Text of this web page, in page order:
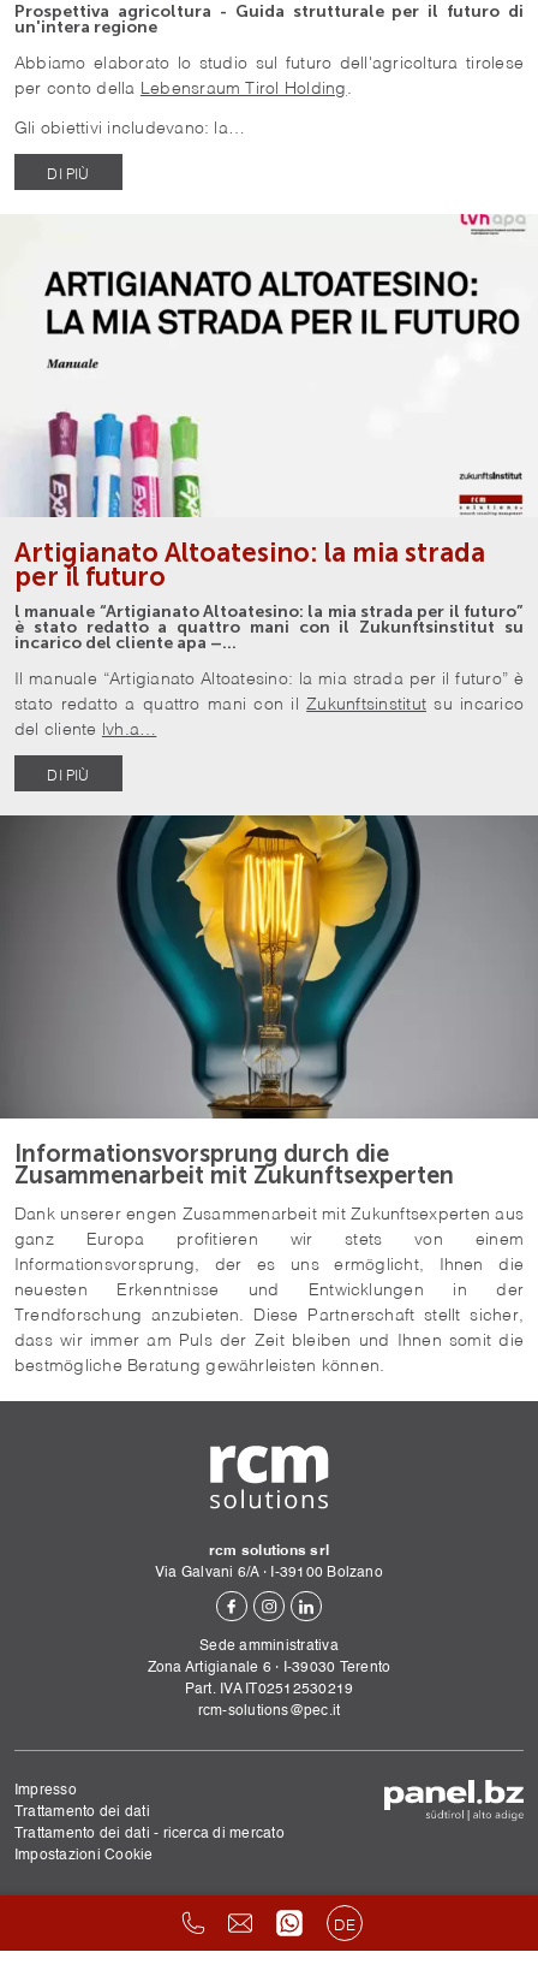
DE
Prospettiva agricoltura - Guida strutturale per il futuro di
un'intera regione
Abbiamo elaborato lo studio sul futuro dell'agricoltura tirolese
per conto della Lebensraum Tirol Holding.
Gli obiettivi includevano: la…
DI PIÙ
Artigianato Altoatesino: la mia strada
per il futuro
l manuale “Artigianato Altoatesino: la mia strada per il futuro”
è stato redatto a quattro mani con il Zukunftsinstitut su
incarico del cliente apa –…
Il manuale “Artigianato Altoatesino: la mia strada per il futuro” è
stato redatto a quattro mani con ilZukunftsinstitutsu incarico
del cliente lvh.a…
DI PIÙ
Informationsvorsprung durch die
Zusammenarbeit mit Zukunftsexperten
Dank unserer engen Zusammenarbeit mit Zukunftsexperten aus
ganz Europa profitieren wir stets von einem
Informationsvorsprung, der es uns ermöglicht, Ihnen die
neuesten Erkenntnisse und Entwicklungen in der
Trendforschung anzubieten. Diese Partnerschaft stellt sicher,
dass wir immer am Puls der Zeit bleiben und Ihnen somit die
bestmögliche Beratung gewährleisten können.
rcm solutions srl
Via Galvani 6/A· I-39100 Bolzano
Sede amministrativa
Zona Artigianale 6· I-39030 Terento
Part. IVA IT02512530219
rcm-solutions@pec.it
Impresso
Trattamento dei dati
Trattamento dei dati - ricerca di mercato
Impostazioni Cookie